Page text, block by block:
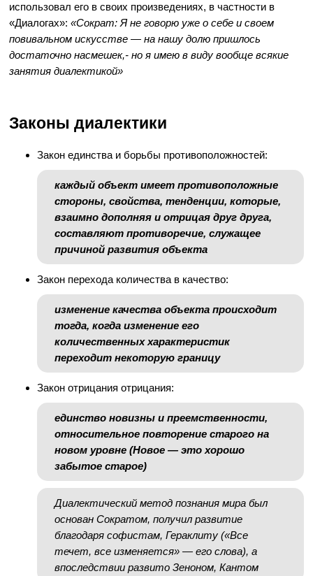
использовал его в своих произведениях, в частности в
«Диалогах»:«Сократ: Я не говорю уже о себе и своем
повивальном искусстве — на нашу долю пришлось
достаточно насмешек,- но я имею в виду вообще всякие
занятия диалектикой»
Законы диалектики
Закон единства и борьбы противоположностей:
каждый объект имеет противоположные
стороны, свойства, тенденции, которые,
взаимно дополняя и отрицая друг друга,
составляют противоречие, служащее
причиной развития объекта
Закон перехода количества в качество:
изменение качества объекта происходит
тогда, когда изменение его
количественных характеристик
переходит некоторую границу
Закон отрицания отрицания:
единство новизны и преемственности,
относительное повторение старого на
новом уровне (Новое — это хорошо
забытое старое)
Диалектический метод познания мира был
основан Сократом, получил развитие
благодаря софистам, Гераклиту («Все
течет, все изменяется» — его слова), а
впоследствии развито Зеноном, Кантом